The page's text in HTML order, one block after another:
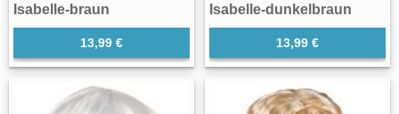
Isabelle-braun
13,99 €
Isabelle-dunkelbraun
13,99 €